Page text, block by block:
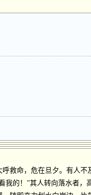
救命，危在旦夕。有人
我的！”其人转向落水者，